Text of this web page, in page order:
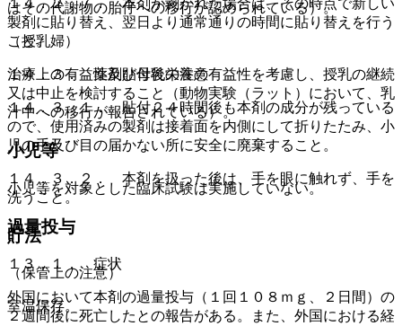
製剤に貼り替え、翌日より通常通りの時間に貼り替えを行う
こと。
１４．３． 薬剤貼付後の注意
１４．３．１． 貼付２４時間後も本剤の成分が残っている
ので、使用済みの製剤は接着面を内側にして折りたたみ、小
児の手及び目の届かない所に安全に廃棄すること。
１４．３．２． 本剤を扱った後は、手を眼に触れず、手を
洗うこと。
貯法
（保管上の注意）
室温保存。
はその代謝物の胎仔への移行が認められている）。
（授乳婦）
治療上の有益性及び母乳栄養の有益性を考慮し、授乳の継続
又は中止を検討すること（動物実験（ラット）において、乳
汁中への移行が報告されている）。
小児等
小児等を対象とした臨床試験は実施していない。
過量投与
１３．１． 症状
外国において本剤の過量投与（１回１０８ｍｇ、２日間）の
２週間後に死亡したとの報告がある。また、外国における経